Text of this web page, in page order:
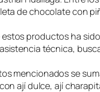
de chocolate con
productos ha
técnica,
mencionados se
ají dulce, ají